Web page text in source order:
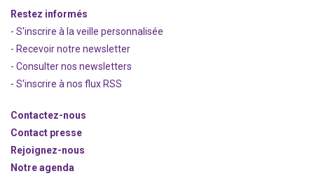
Restez informés
- S'inscrire à la veille personnalisée
- Recevoir notre newsletter
- Consulter nos newsletters
- S'inscrire à nos flux RSS
Contactez-nous
Contact presse
Rejoignez-nous
Notre agenda